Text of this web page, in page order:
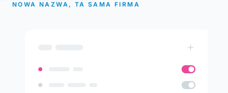
NOWA NAZWA, TA SAMA FIRMA